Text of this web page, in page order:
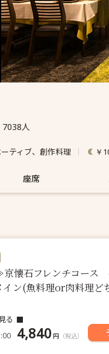
7038人
ティブ、創作料理 ￥
座席
懐石フレンチコース
イン(魚料理or肉料理
る
4,840 円 （税込）